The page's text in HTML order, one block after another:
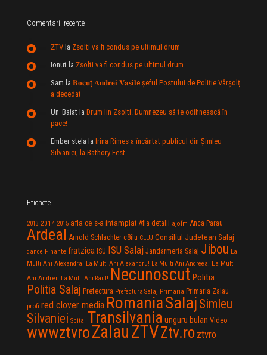
Comentarii recente
ZTV la Zsolti va fi condus pe ultimul drum
Ionut la Zsolti va fi condus pe ultimul drum
Sam la 𝐁𝐨𝐜𝐮ț 𝐀𝐧𝐝𝐫𝐞𝐢 𝐕𝐚𝐬𝐢𝐥e şeful Postului de Poliție Vârșolț
a decedat
Un_Baiat la Drum lin Zsolti. Dumnezeu sã te odihneascã în
pace!
Ember stela la Irina Rimes a încântat publicul din Şimleu
Silvaniei, la Bathory Fest
Etichete
2013 2014 2015 afla ce s-a intamplat Afla detalii ajofm Anca Parau
Ardeal Arnold Schlachter c8ilu CLUJ Consiliul Judetean Salaj
dance Finante fratzica ISU ISU Salaj Jandarmeria Salaj Jibou La
Multi Ani Alexandra! La Multi Ani Alexandru! La Multi Ani Andreea! La Multi
Ani Andrei! La Multi Ani Raul! Necunoscut Politia
Politia Salaj Prefectura Prefectura Salaj Primaria Primaria Zalau
profi red clover media RomaniaSalaj Simleu
Silvaniei Spital Transilvania unguru bulan Video
wwwztvroZalauZTVZtv.ro ztvro